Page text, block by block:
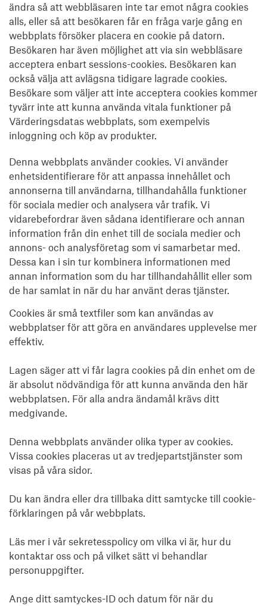
ändra så att webbläsaren inte tar emot några cookies
alls, eller så att besökaren får en fråga varje gång en
webbplats försöker placera en cookie på datorn.
Besökaren har även möjlighet att via sin webbläsare
acceptera enbart sessions-cookies. Besökaren kan
också välja att avlägsna tidigare lagrade cookies.
Besökare som väljer att inte acceptera cookies kommer
tyvärr inte att kunna använda vitala funktioner på
Värderingsdatas webbplats, som exempelvis
inloggning och köp av produkter.
Denna webbplats använder cookies. Vi använder
enhetsidentifierare för att anpassa innehållet och
annonserna till användarna, tillhandahålla funktioner
för sociala medier och analysera vår trafik. Vi
vidarebefordrar även sådana identifierare och annan
information från din enhet till de sociala medier och
annons- och analysföretag som vi samarbetar med.
Dessa kan i sin tur kombinera informationen med
annan information som du har tillhandahållit eller som
de har samlat in när du har använt deras tjänster.
Cookies är små textfiler som kan användas av
webbplatser för att göra en användares upplevelse mer
effektiv.
Lagen säger att vi får lagra cookies på din enhet om de
är absolut nödvändiga för att kunna använda den här
webbplatsen. För alla andra ändamål krävs ditt
medgivande.
Denna webbplats använder olika typer av cookies.
Vissa cookies placeras ut av tredjepartstjänster som
visas på våra sidor.
Du kan ändra eller dra tillbaka ditt samtycke till cookie-
förklaringen på vår webbplats.
Läs mer i vår sekretesspolicy om vilka vi är, hur du
kontaktar oss och på vilket sätt vi behandlar
personuppgifter.
Ange ditt samtyckes-ID och datum för när du